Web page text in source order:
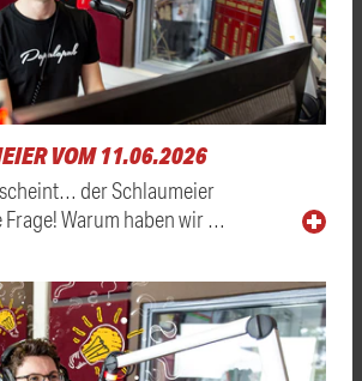
VOM 11.06.2026
der Schlaumeier
Warum haben wir …